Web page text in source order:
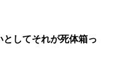
してそれが死体箱っ